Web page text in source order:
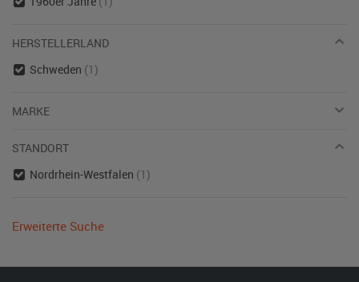
HERSTELLERLAND
Schweden (1)
MARKE
STANDORT
Nordrhein-Westfalen (1)
Erweiterte Suche